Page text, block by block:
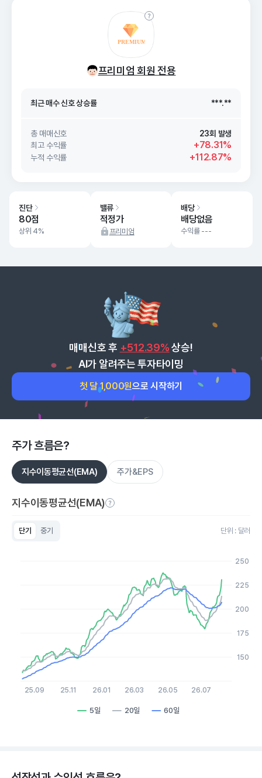
프리미엄 회원 전용
26. 08/10
최근 매수 신호 상승률 ***.**
최근 매수 신호 ***.**
총 매매신호
23회 발생
최고 수익률
+78.31%
누적 수익률 +112.87%
진단
80점
상위 4%
밸류
적정가
프리미엄
배당
배당없음
수익률 ---
매매신호 후 +512.39% 상승!
AI가 알려주는 투자타이밍
첫 달 1,000원으로 시작하기
주가 흐름은?
지수이동평균선(EMA) 주가&EPS
지수이동평균선(EMA)
단기 중기 단위 : 달러
The chart has 1 X axis displaying Time. Data ranges from
The chart has 1 Y axis displaying values. Data ranges from
5일 20일 60일
25.09 25.11 26.01 26.03 26.05 26.07
150
175
200
225
250